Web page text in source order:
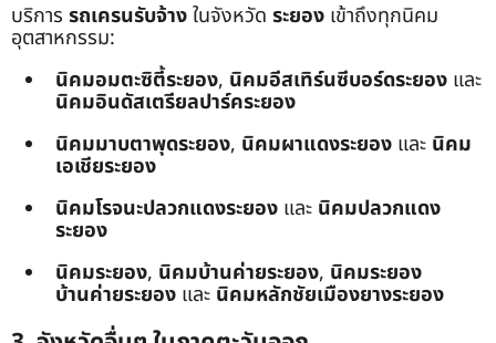
บริการ รถเครนรับจ้างในจังหวัด ระยอง เข้าถึงทุกนิคม
อุตสาหกรรม:
นิคมอมตะซิตี้ระยอง, นิคมอีสเทิร์นซีบอร์ดระยอง และ
นิคมอินดัสเตรียลปาร์คระยอง
นิคมมาบตาพุดระยอง, นิคมผาแดงระยอง และ นิคม
เอเชียระยอง
นิคมโรจนะปลวกแดงระยอง และ นิคมปลวกแดง
ระยอง
นิคมระยอง, นิคมบ้านค่ายระยอง, นิคมระยอง
บ้านค่ายระยอง และ นิคมหลักชัยเมืองยางระยอง